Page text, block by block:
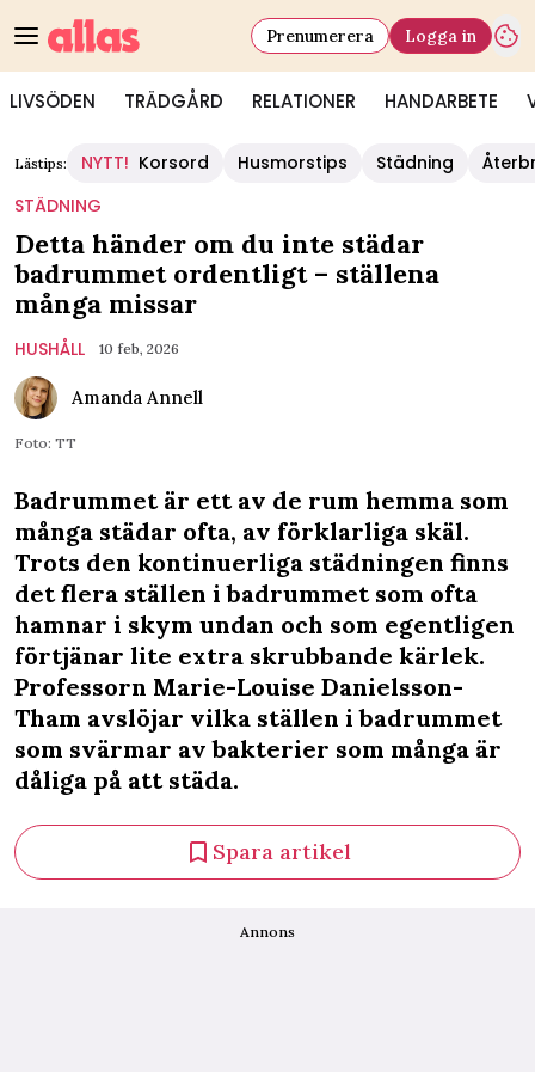
LIVSÖDEN TRÄDGÅRD RELATIONER HANDARBETE
Prenumerera Logga in
Lästips: NYTT! Korsord Husmorstips Städning
STÄDNING
Detta händer om du inte städar
badrummet ordentligt – ställena
många missar
HUSHÅLL 10 feb, 2026
Amanda Annell
Foto: TT
Badrummet är ett av de rum hemma som
många städar ofta, av förklarliga skäl.
Trots den kontinuerliga städningen finns
det flera ställen i badrummet som ofta
hamnar i skym undan och som egentligen
förtjänar lite extra skrubbande kärlek.
Professorn Marie-Louise Danielsson-
Tham avslöjar vilka ställen i badrummet
som svärmar av bakterier som många är
dåliga på att städa.
Spara artikel
Annons